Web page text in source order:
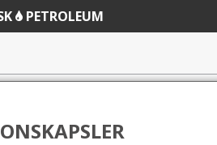
PETROLEUM